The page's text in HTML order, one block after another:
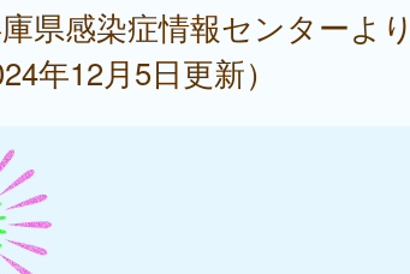
県感染症情報センターより
年12月5日更新）